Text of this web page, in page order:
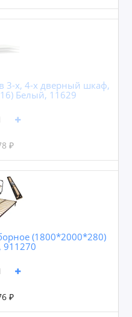
3-х, 4-х дверный шкаф,
Белый, 11629
₽
(1800*2000*280)
₽